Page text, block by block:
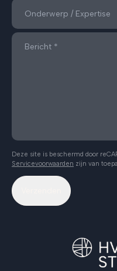
Deze site is beschermd door
Servicevoorwaarden zijn van